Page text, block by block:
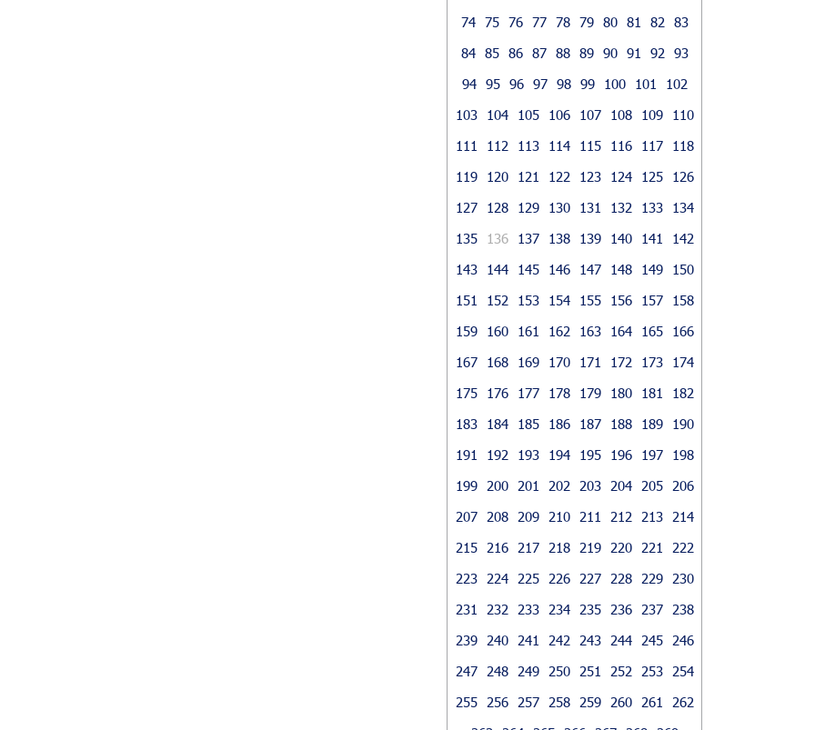
74 75 76 77 78 79 80 81 82
83
84 85 86 87 88 89 90 91 92
93
94 95 96 97 98 99 100 101
102
103
104 105 106 107 108 109
110
111
112 113 114 115 116 117
118
119
120 121 122 123 124 125
126
127
128 129 130 131 132 133
134
135
136 137 138 139 140 141
142
143
144 145 146 147 148 149
150
151
152 153 154 155 156 157
158
159
160 161 162 163 164 165
166
167
168 169 170 171 172 173
174
175
176 177 178 179 180 181
182
183
184 185 186 187 188 189
190
191
192 193 194 195 196 197
198
199
200 201 202 203 204 205
206
207
208 209 210 211 212 213
214
215
216 217 218 219 220 221
222
223
224 225 226 227 228 229
230
231
232 233 234 235 236 237
238
239
240 241 242 243 244 245
246
247
248 249 250 251 252 253
254
255
256 257 258 259 260 261
262